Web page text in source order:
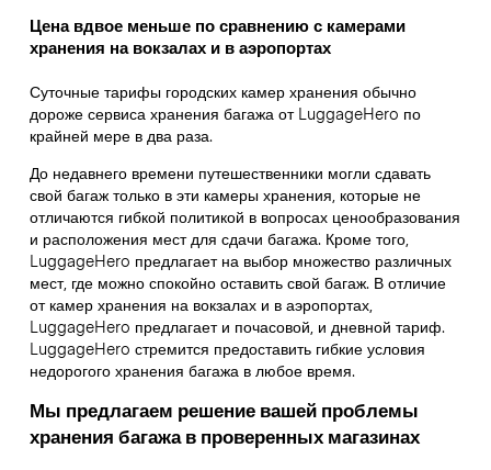
Цена вдвое меньше по сравнению с камерами
хранения на вокзалах и в аэропортах
Суточные тарифы городских камер хранения обычно
дороже сервиса хранения багажа от LuggageHero по
крайней мере в два раза.
До недавнего времени путешественники могли сдавать
свой багаж только в эти камеры хранения, которые не
отличаются гибкой политикой в вопросах ценообразования
и расположения мест для сдачи багажа. Кроме того,
LuggageHero предлагает на выбор множество различных
мест, где можно спокойно оставить свой багаж. В отличие
от камер хранения на вокзалах и в аэропортах,
LuggageHero предлагает и почасовой, и дневной тариф.
LuggageHero стремится предоставить гибкие условия
недорогого хранения багажа в любое время.
Мы предлагаем решение вашей проблемы
хранения багажа в проверенных магазинах